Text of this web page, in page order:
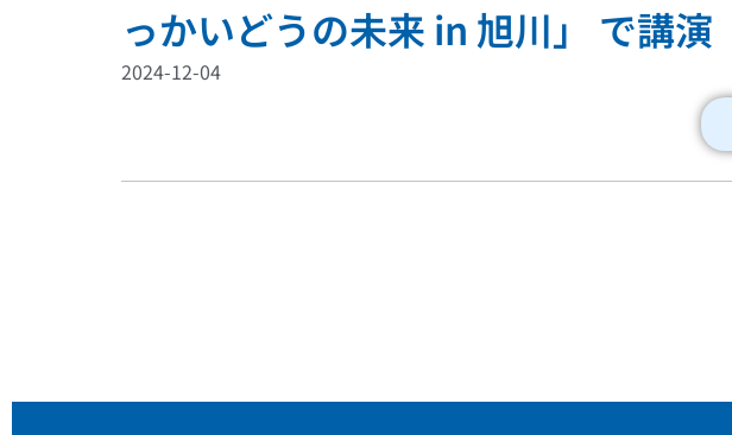
っかいどうの未来 in 旭川」 で講演
2024-12-04